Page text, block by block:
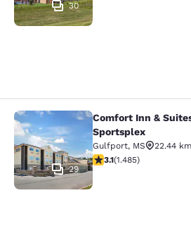
30
Comfort Inn &
29
Comfort Inn &
Sportsplex
Gulfport, MS
22.44 km
3.15-Sterne-Bewertung.
3.1(1.485)